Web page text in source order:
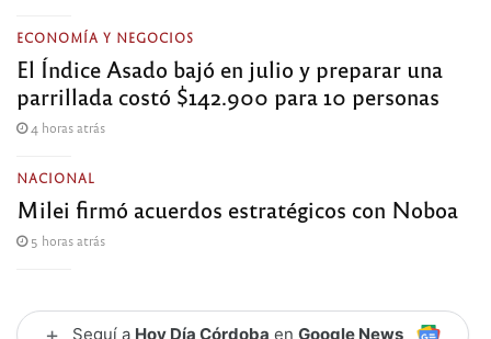
ECONOMÍA Y NEGOCIOS
El Índice Asado bajó en julio y preparar una
parrillada costó $142.900 para 10 personas
4 horas atrás
NACIONAL
Milei firmó acuerdos estratégicos con Noboa
5 horas atrás
Seguí a Hoy Día Córdoba en Google News